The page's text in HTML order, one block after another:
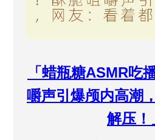
「蜡瓶糖ASMR吃
嚼声引爆颅内高潮
解压！